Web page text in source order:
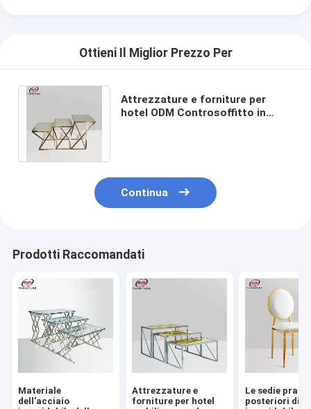
Ottieni Il Miglior Prezzo Per
Attrezzature e forniture per
hotel ODM Controsoffitto in
Continua
Prodotti Raccomandati
Materiale
dell'acciaio
Attrezzature e
forniture per hotel
Le sedie
posteriori di